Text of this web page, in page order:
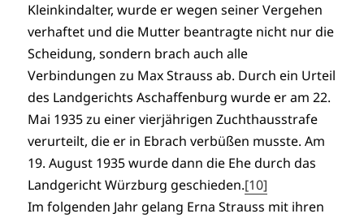
Kleinkindalter, wurde er wegen seiner Vergehen
verhaftet und die Mutter beantragte nicht nur die
Scheidung, sondern brach auch alle
Verbindungen zu Max Strauss ab. Durch ein Urteil
des Landgerichts Aschaffenburg wurde er am 22.
Mai 1935 zu einer vierjährigen Zuchthausstrafe
verurteilt, die er in Ebrach verbüßen musste. Am
19. August 1935 wurde dann die Ehe durch das
Landgericht Würzburg geschieden.[10]
Im folgenden Jahr gelang Erna Strauss mit ihren